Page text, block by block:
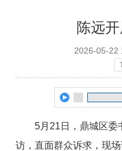
陈远
2026-05-22
5月21日，鼎城区委
访，直面群众诉求，现